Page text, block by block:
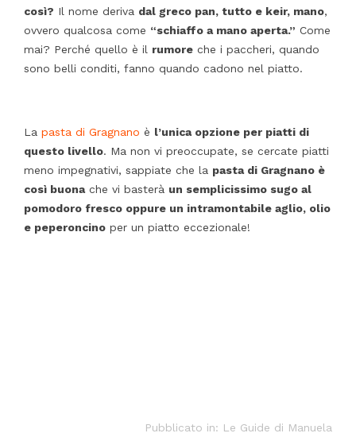
così? Il nome deriva dal greco pan, tutto e keir, mano,
ovvero qualcosa come “schiaffo a mano aperta.” Come
mai? Perché quello è il rumore che i paccheri, quando
sono belli conditi, fanno quando cadono nel piatto.
La pasta di Gragnano è l’unica opzione per piatti di
questo livello. Ma non vi preoccupate, se cercate piatti
meno impegnativi, sappiate che la pasta di Gragnano è
così buonache vi basterà un semplicissimo sugo al
pomodoro fresco oppure un intramontabile aglio, olio
e peperoncino per un piatto eccezionale!
Pubblicato in: Le Guide di Manuela